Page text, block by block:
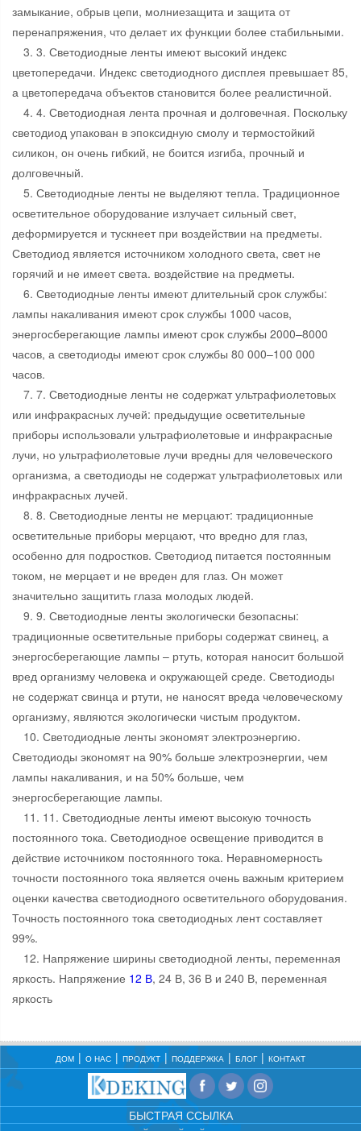
замыкание, обрыв цепи, молниезащита и защита от
перенапряжения, что делает их функции более стабильными.
3. 3. Светодиодные ленты имеют высокий индекс
цветопередачи. Индекс светодиодного дисплея превышает 85,
а цветопередача объектов становится более реалистичной.
4. 4. Светодиодная лента прочная и долговечная. Поскольку
светодиод упакован в эпоксидную смолу и термостойкий
силикон, он очень гибкий, не боится изгиба, прочный и
долговечный.
5. Светодиодные ленты не выделяют тепла. Традиционное
осветительное оборудование излучает сильный свет,
деформируется и тускнеет при воздействии на предметы.
Светодиод является источником холодного света, свет не
горячий и не имеет света. воздействие на предметы.
6. Светодиодные ленты имеют длительный срок службы:
лампы накаливания имеют срок службы 1000 часов,
энергосберегающие лампы имеют срок службы 2000–8000
часов, а светодиоды имеют срок службы 80 000–100 000
часов.
7. 7. Светодиодные ленты не содержат ультрафиолетовых
или инфракрасных лучей: предыдущие осветительные
приборы использовали ультрафиолетовые и инфракрасные
лучи, но ультрафиолетовые лучи вредны для человеческого
организма, а светодиоды не содержат ультрафиолетовых или
инфракрасных лучей.
8. 8. Светодиодные ленты не мерцают: традиционные
осветительные приборы мерцают, что вредно для глаз,
особенно для подростков. Светодиод питается постоянным
током, не мерцает и не вреден для глаз. Он может
значительно защитить глаза молодых людей.
9. 9. Светодиодные ленты экологически безопасны:
традиционные осветительные приборы содержат свинец, а
энергосберегающие лампы – ртуть, которая наносит большой
вред организму человека и окружающей среде. Светодиоды
не содержат свинца и ртути, не наносят вреда человеческому
организму, являются экологически чистым продуктом.
10. Светодиодные ленты экономят электроэнергию.
Светодиоды экономят на 90% больше электроэнергии, чем
лампы накаливания, и на 50% больше, чем
энергосберегающие лампы.
11. 11. Светодиодные ленты имеют высокую точность
постоянного тока. Светодиодное освещение приводится в
действие источником постоянного тока. Неравномерность
точности постоянного тока является очень важным критерием
оценки качества светодиодного осветительного оборудования.
Точность постоянного тока светодиодных лент составляет
99%.
12. Напряжение ширины светодиодной ленты, переменная
яркость. Напряжение 12 В, 24 В, 36 В и 240 В, переменная
яркость
ДОМ О НАС ПРОДУКТ ПОДДЕРЖКА БЛОГ КОНТАКТ
БЫСТРАЯ ССЫЛКА